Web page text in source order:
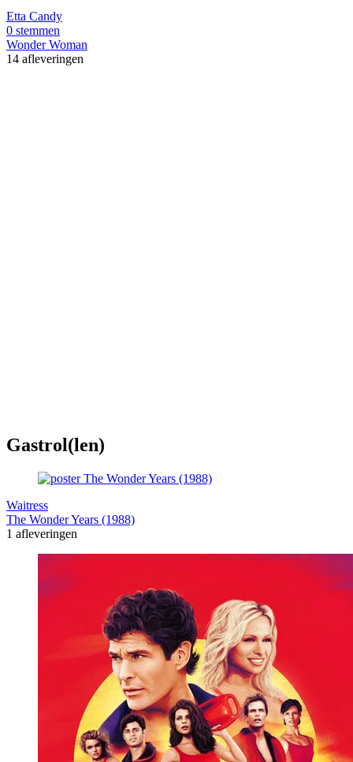
Etta Candy
0 stemmen
Wonder Woman
14 afleveringen
Gastrol(len)
Waitress
The Wonder Years (1988)
1 afleveringen